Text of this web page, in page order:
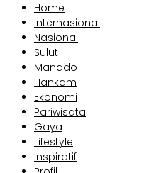
Home
Internasional
Nasional
Sulut
Manado
Hankam
Ekonomi
Pariwisata
Gaya
Lifestyle
Inspiratif